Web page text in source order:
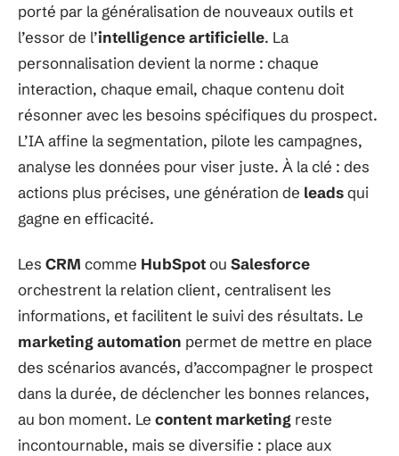
porté par la généralisation de nouveaux outils et
l’essor de l’intelligence artificielle. La
personnalisation devient la norme : chaque
interaction, chaque email, chaque contenu doit
résonner avec les besoins spécifiques du prospect.
L’IA affine la segmentation, pilote les campagnes,
analyse les données pour viser juste. À la clé : des
actions plus précises, une génération de leadsqui
gagne en efficacité.
Les CRM comme HubSpotou Salesforce
orchestrent la relation client, centralisent les
informations, et facilitent le suivi des résultats. Le
marketing automation permet de mettre en place
des scénarios avancés, d’accompagner le prospect
dans la durée, de déclencher les bonnes relances,
au bon moment. Le content marketing reste
incontournable, mais se diversifie : place aux